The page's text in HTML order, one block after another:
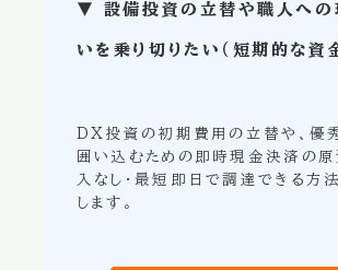
▼ 設備投資の立替や職人への
いを乗り切りたい（短期的な資
DX投資の初期費用の立替や、優
囲い込むための即時現金決済の原
入なし・最短即日で調達できる方
します。